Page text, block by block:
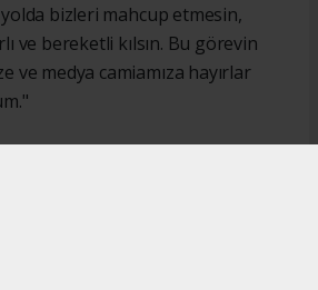
yolda bizleri mahcup etmesin,
ve bereketli kılsın. Bu görevin
ve medya camiamıza hayırlar